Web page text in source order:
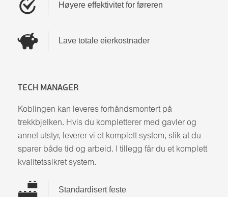
Høyere effektivitet for føreren
Lave totale eierkostnader
TECH MANAGER
Koblingen kan leveres forhåndsmontert på
trekkbjelken. Hvis du kompletterer med gavler og
annet utstyr, leverer vi et komplett system, slik at du
sparer både tid og arbeid. I tillegg får du et komplett
kvalitetssikret system.
Standardisert feste